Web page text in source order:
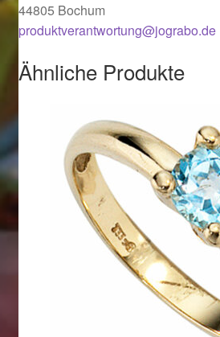
Valentinstag 2016
Valentinstag Geschenke
Vertrag widerrufen
Warenkorb
Weihnachtsangebote 2015
Weihnachtsangebote 2016
Weihnachtsangebote 2017
44805 Bochum
produktverantwortung@jograbo.de
Ähnliche Produkte